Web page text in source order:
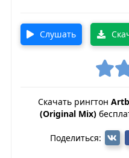
Слушать
Скачать рингтон
(Original Mix)
Поделиться: